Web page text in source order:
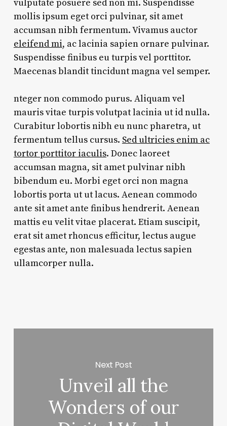
vulputate posuere sed non mi. Suspendisse
mollis ipsum eget orci pulvinar, sit amet
accumsan nibh fermentum. Vivamus auctor
eleifend mi, ac lacinia sapien ornare pulvinar.
Suspendisse finibus eu turpis vel porttitor.
Maecenas blandit tincidunt magna vel semper.
nteger non commodo purus. Aliquam vel
mauris vitae turpis volutpat lacinia ut id nulla.
Curabitur lobortis nibh eu nunc pharetra, ut
fermentum tellus cursus. Sed ultricies enim ac
tortor porttitor iaculis. Donec laoreet
accumsan magna, sit amet pulvinar nibh
bibendum eu. Morbi eget orci non magna
lobortis porta ut ut lacus. Aenean commodo
ante sit amet ante finibus hendrerit. Aenean
mattis eu velit vitae placerat. Etiam suscipit,
erat sit amet rhoncus efficitur, lectus augue
egestas ante, non malesuada lectus sapien
ullamcorper nulla.
Next Post
Unveil all the
Wonders of our